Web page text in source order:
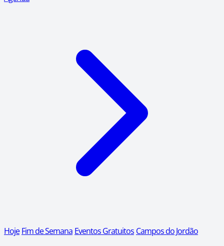
Hoje Fim de Semana Eventos Gratuitos Campos do Jordão